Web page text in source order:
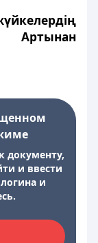
документу,
и ввести
и